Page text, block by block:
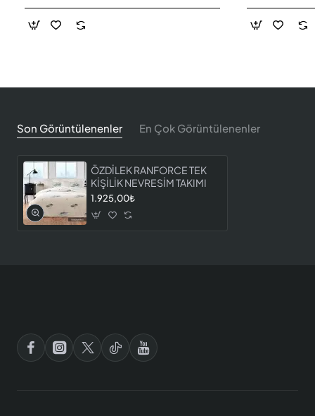
Son Görüntülenenler En Çok Görüntülenenler
ÖZDİLEK RANFORCE TEK
KİŞİLİK NEVRESİM TAKIMI
1.925,00₺